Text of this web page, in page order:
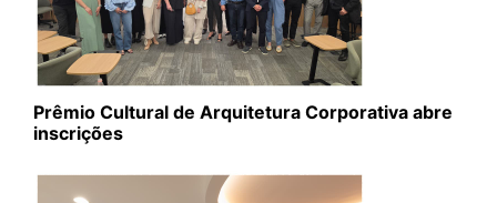
Prêmio Cultural de Arquitetura Corporativa abre
inscrições